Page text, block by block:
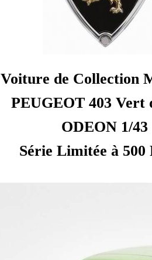
Voiture de Collection
PEUGEOT 403 Vert
ODEON 1/43
Série Limitée à 500